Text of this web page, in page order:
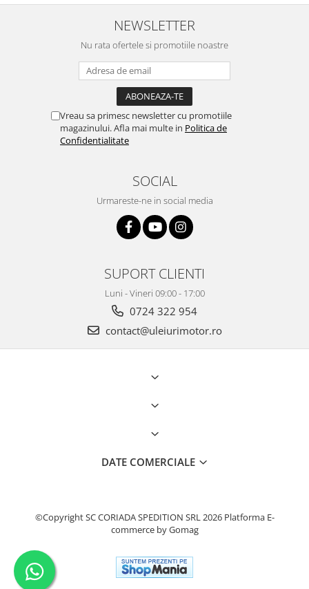
NEWSLETTER
Nu rata ofertele si promotiile noastre
Vreau sa primesc newsletter cu promotiile
magazinului. Afla mai multe in Politica de
Confidentialitate
SOCIAL
Urmareste-ne in social media
SUPORT CLIENTI
Luni - Vineri 09:00 - 17:00
0724 322 954
contact@uleiurimotor.ro
DATE COMERCIALE
©Copyright SC CORIADA SPEDITION SRL 2026 Platforma E-
commerce by Gomag